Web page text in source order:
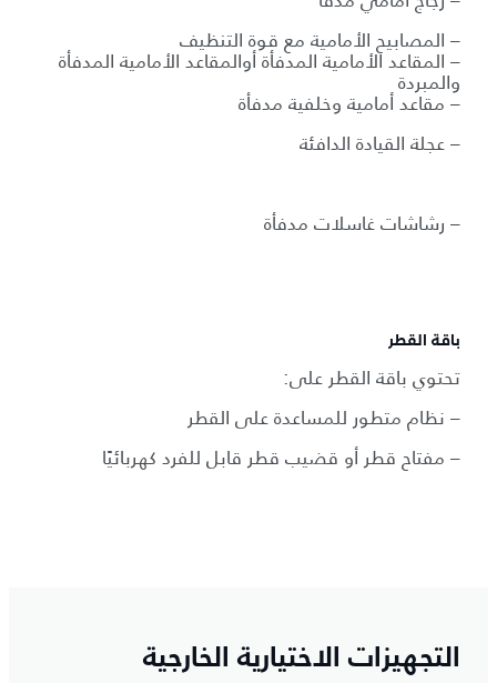
– المصابيح الأمامية مع قوة التنظيف
– المقاعد الأمامية المدفأة أوالمقاعد الأمامية المدفأة
والمبردة
– مقاعد أمامية وخلفية مدفأة
– عجلة القيادة الدافئة
– رشاشات غاسلات مدفأة
باقة القطر
تحتوي باقة القطر على:
– نظام متطور للمساعدة على القطر
– مفتاح قطر أو قضيب قطر قابل للفرد كهربائيًا
التجهيزات الاختيارية الخارجية